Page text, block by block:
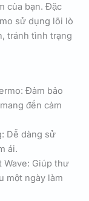
của bạn. Đặc
sử dụng lõi lò
tránh tình trạng
Đảm bảo
đến cảm
Dễ dàng sử
ái.
Wave: Giúp thư
một ngày làm